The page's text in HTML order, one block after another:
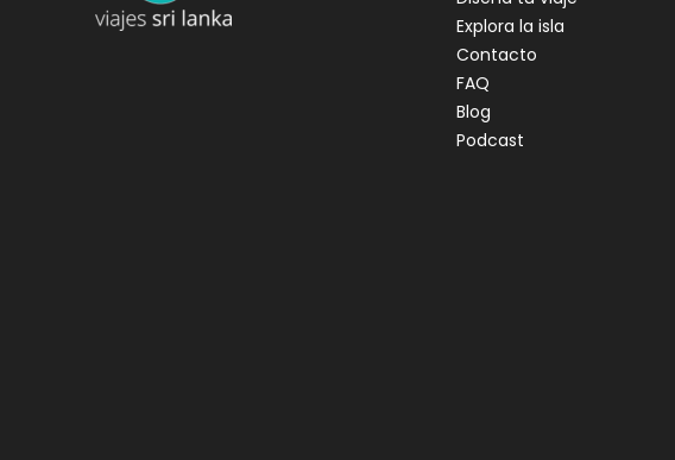
Explora la isla
Contacto
FAQ
Blog
Podcast